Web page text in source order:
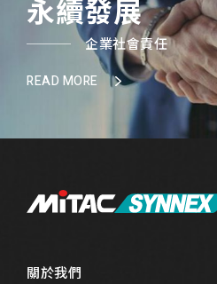
永續發展
企業社會責任
READ MORE
關於我們